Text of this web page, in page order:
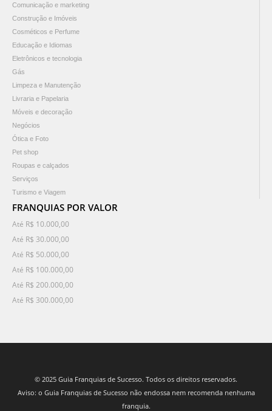
Comunicação e marketing
Construção e Imóveis
Cosméticos e Perfume
Educação e Idiomas
Eletrônicos e tecnologia
Gás
Limpeza e Manutenção
Livraria e Papelaria
Móveis e decoração
Negócios
Ótica e Foto
Pet shop
Roupas e calçados
Serviços
Turismo e Viagem
FRANQUIAS POR VALOR
Até R$ 10.000,00
Até R$ 30.000,00
Até R$ 50.000,00
Até R$ 100.000,00
Até R$ 200.000,00
Até R$ 300.000,00
© 2025 Guia Franquias de Sucesso. Todos os direitos reservados.
Aviso: o Guia Franquias de Sucesso não endossa nem recomenda nenhuma
franquia.